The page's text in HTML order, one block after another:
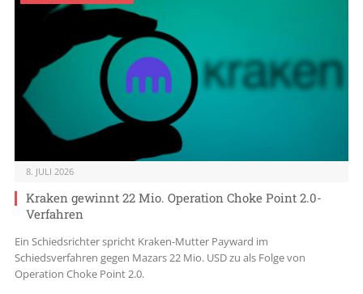
8. JULI 2026
Kraken gewinnt 22 Mio. Operation Choke Point 2.0-
Verfahren
Ein Schiedsrichter spricht Kraken-Mutter Payward im
Schiedsverfahren gegen Mazars 22 Mio. USD zu als Folge von
Operation Choke Point 2.0.